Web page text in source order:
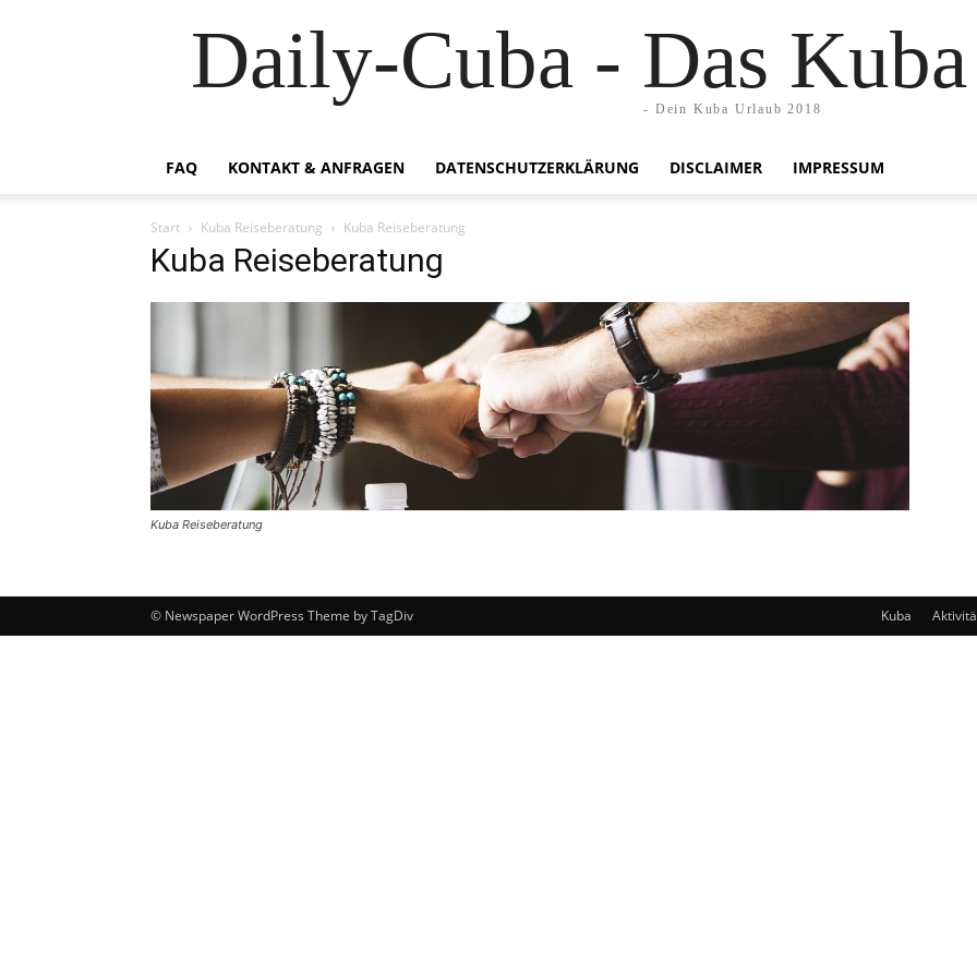
Daily-Cuba - Das
- Dein Kuba Urlaub 2018
FAQ KONTAKT & ANFRAGEN DATENSCHUTZERKLÄRUNG DISCLAIMER IMPRESSUM
Start Kuba Reiseberatung Kuba Reiseberatung
Kuba Reiseberatung
Kuba Reiseberatung
Kuba
© Newspaper WordPress Theme by TagDiv